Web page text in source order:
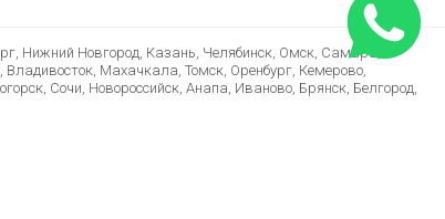
Нижний Новгород, Казань, Челябинск, Омск, Самара,
Махачкала, Томск, Оренбург, Кемерово,
Сочи, Новороссийск, Анапа, Иваново, Брянск, Белгород,